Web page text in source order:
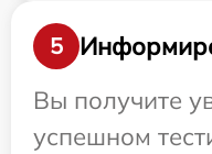
5
Вы получите
успешном